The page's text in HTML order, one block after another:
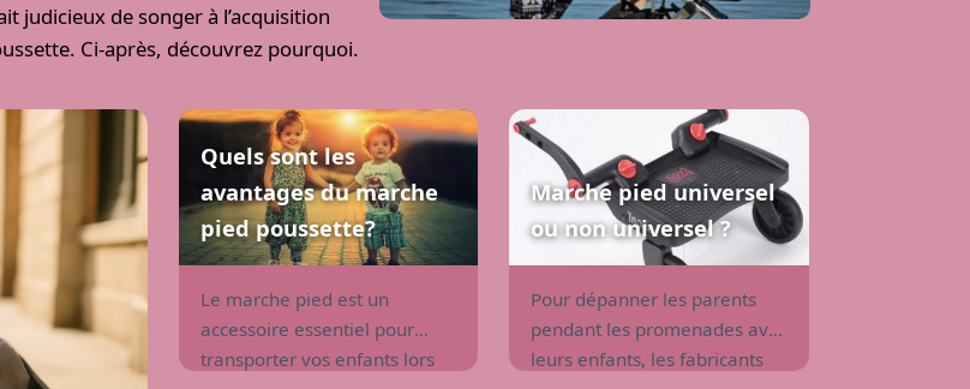
judicieux de songer à l’acquisition
Ci-après, découvrez pourquoi.
Quels sont les
avantages du marche
pied poussette?
Le marche pied est un
accessoire essentiel pour
transporter vos enfants lors
Marche pied universel
ou non universel ?
Pour dépanner les parents
pendant les promenades avec
leurs enfants, les fabricants